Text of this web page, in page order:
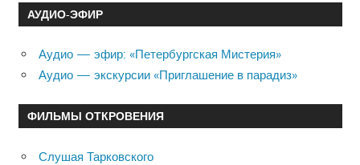
АУДИО-ЭФИР
Аудио — эфир: «Петербургская Мистерия»
Аудио — экскурсии «Приглашение в парадиз»
ФИЛЬМЫ ОТКРОВЕНИЯ
Слушая Тарковского